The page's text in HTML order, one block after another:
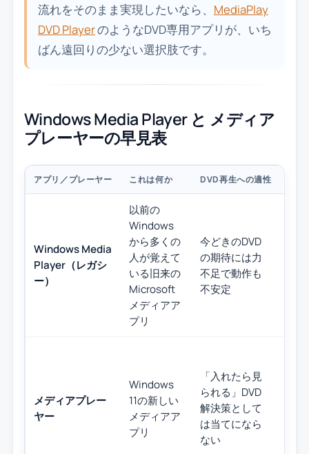
流れをそのまま実現したいなら、 MediaPlay
DVD PlayerのようなDVD専用アプリが、いち
ばん遠回りの少ない選択肢です。
Windows Media Player と メディア
プレーヤーの早見表
アプリ／プレーヤー これは何か DVD再生への適性
Windows Media
Player（レガシ
ー）
以前の
Windows
から多くの
人が覚えて
いる旧来の
Microsoft
メディアア
プリ
今どきのDVD
の期待には力
不足で動作も
不安定
メディアプレー
ヤー
Windows
11の新しい
メディアア
プリ
「入れたら見
られる」DVD
解決策として
は当てになら
ない